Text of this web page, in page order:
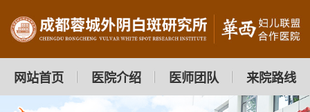
网站首页 医院介绍 医师团队 来院路线